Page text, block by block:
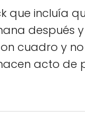
que incluía
después
cuadro y
acto